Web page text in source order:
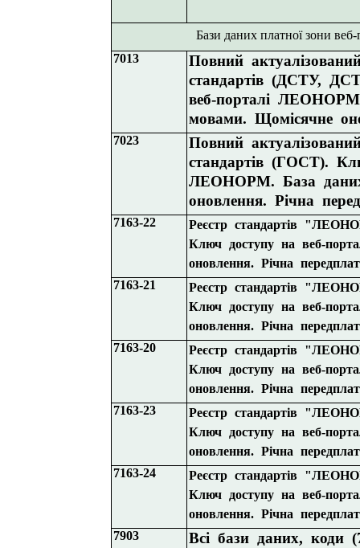
Бази даних платної зони
7013
Повний
стандартів (ДСТУ,
веб-порталі
мовами. Щомісячне
7023
Повний
стандартів (ГОСТ).
ЛЕОНОРМ. База
оновлення. Річна
7163-22
Реєстр стандартів
Ключ доступу на веб-
оновлення. Річна
7163-21
Реєстр стандартів
Ключ доступу на веб-
оновлення. Річна
7163-20
Реєстр стандартів
Ключ доступу на веб-
оновлення. Річна
7163-23
Реєстр стандартів
Ключ доступу на веб-
оновлення. Річна
7163-24
Реєстр стандартів
Ключ доступу на веб-
оновлення. Річна
7903
Всі бази даних, коди